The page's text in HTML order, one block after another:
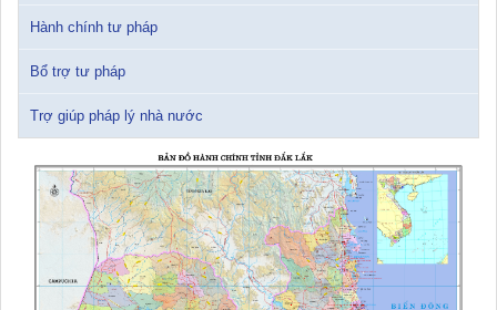
Đắk Lắk: Quyết tâm thực hiện hiệu quả Kế hoạch phòng, chống
24/10/2025 17:14:42
Hành chính tư pháp
Bổ trợ tư pháp
Trợ giúp pháp lý nhà nước